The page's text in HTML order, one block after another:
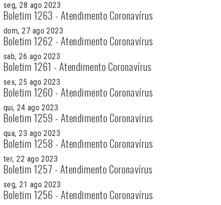
seg, 28 ago 2023
Boletim 1263 - Atendimento Coronavírus
dom, 27 ago 2023
Boletim 1262 - Atendimento Coronavírus
sab, 26 ago 2023
Boletim 1261 - Atendimento Coronavírus
sex, 25 ago 2023
Boletim 1260 - Atendimento Coronavírus
qui, 24 ago 2023
Boletim 1259 - Atendimento Coronavírus
qua, 23 ago 2023
Boletim 1258 - Atendimento Coronavírus
ter, 22 ago 2023
Boletim 1257 - Atendimento Coronavírus
seg, 21 ago 2023
Boletim 1256 - Atendimento Coronavírus